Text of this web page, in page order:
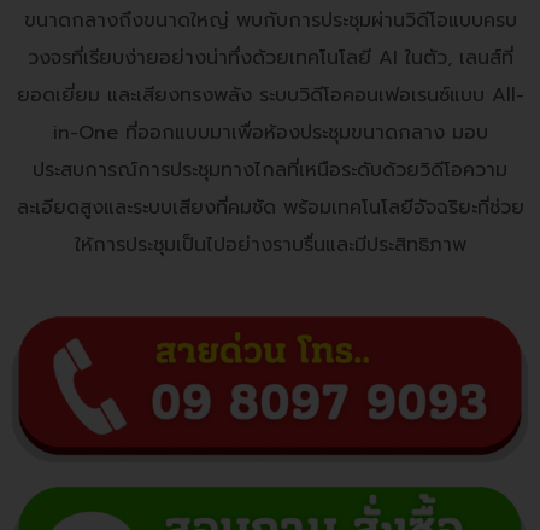
ขนาดกลางถึงขนาดใหญ่ พบกับการประชุมผ่านวิดีโอแบบครบ
วงจรที่เรียบง่ายอย่างน่าทึ่งด้วยเทคโนโลยี AI ในตัว, เลนส์ที่
ยอดเยี่ยม และเสียงทรงพลัง ระบบวิดีโอคอนเฟอเรนซ์แบบ All-
in-One ที่ออกแบบมาเพื่อห้องประชุมขนาดกลาง มอบ
ประสบการณ์การประชุมทางไกลที่เหนือระดับด้วยวิดีโอความ
ละเอียดสูงและระบบเสียงที่คมชัด พร้อมเทคโนโลยีอัจฉริยะที่ช่วย
ให้การประชุมเป็นไปอย่างราบรื่นและมีประสิทธิภาพ